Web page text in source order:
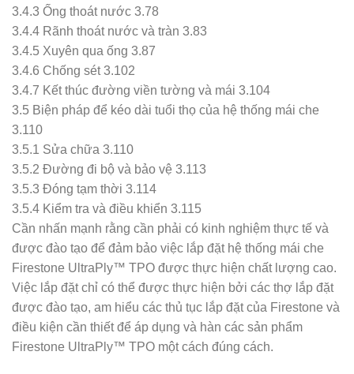
3.4.3 Ống thoát nước 3.78
3.4.4 Rãnh thoát nước và tràn 3.83
3.4.5 Xuyên qua ống 3.87
3.4.6 Chống sét 3.102
3.4.7 Kết thúc đường viền tường và mái 3.104
3.5 Biện pháp để kéo dài tuổi thọ của hệ thống mái che
3.110
3.5.1 Sửa chữa 3.110
3.5.2 Đường đi bộ và bảo vệ 3.113
3.5.3 Đóng tạm thời 3.114
3.5.4 Kiểm tra và điều khiển 3.115
Cần nhấn mạnh rằng cần phải có kinh nghiệm thực tế và
được đào tạo để đảm bảo việc lắp đặt hệ thống mái che
Firestone UltraPly™ TPO được thực hiện chất lượng cao.
Việc lắp đặt chỉ có thể được thực hiện bởi các thợ lắp đặt
được đào tạo, am hiểu các thủ tục lắp đặt của Firestone và
điều kiện cần thiết để áp dụng và hàn các sản phẩm
Firestone UltraPly™ TPO một cách đúng cách.